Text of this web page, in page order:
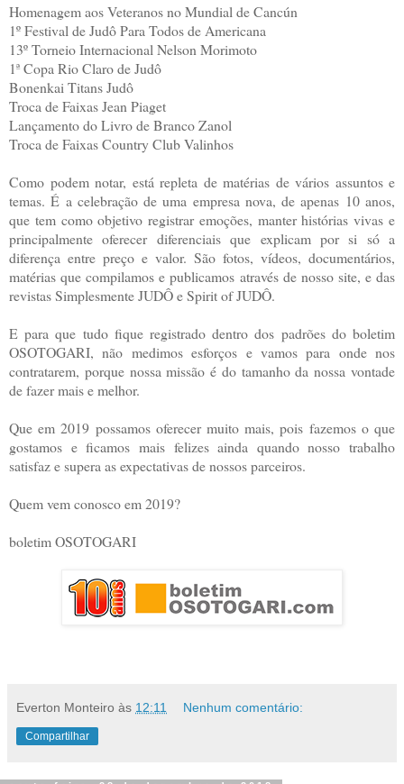
Homenagem aos Veteranos no Mundial de Cancún
1º Festival de Judô Para Todos de Americana
13º Torneio Internacional Nelson Morimoto
1ª Copa Rio Claro de Judô
Bonenkai Titans Judô
Troca de Faixas Jean Piaget
Lançamento do Livro de Branco Zanol
Troca de Faixas Country Club Valinhos
Como podem notar, está repleta de matérias de vários assuntos e
temas. É a celebração de uma empresa nova, de apenas 10 anos,
que tem como objetivo registrar emoções, manter histórias vivas e
principalmente oferecer diferenciais que explicam por si só a
diferença entre preço e valor. São fotos, vídeos, documentários,
matérias que compilamos e publicamos através de nosso site, e das
revistas Simplesmente JUDÔ e Spirit of JUDÔ.
E para que tudo fique registrado dentro dos padrões do boletim
OSOTOGARI, não medimos esforços e vamos para onde nos
contratarem, porque nossa missão é do tamanho da nossa vontade
de fazer mais e melhor.
Que em 2019 possamos oferecer muito mais, pois fazemos o que
gostamos e ficamos mais felizes ainda quando nosso trabalho
satisfaz e supera as expectativas de nossos parceiros.
Quem vem conosco em 2019?
boletim OSOTOGARI
Everton Monteiro às 12:11 Nenhum comentário:
Compartilhar